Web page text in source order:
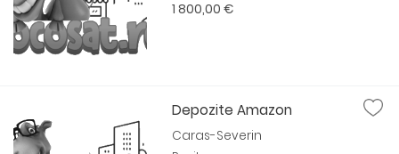
1 800,00 €
Depozite Amazon
Caras-Severin